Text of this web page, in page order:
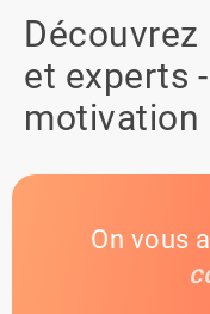
et experts
motivation
On vous